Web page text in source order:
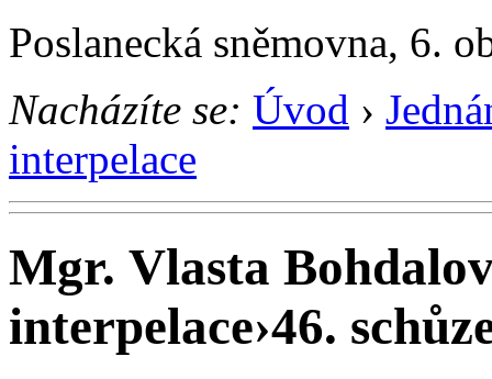
Poslanecká sněmovna, 6.
Nacházíte se: Úvod ›
interpelace
Mgr. Vlasta
interpelace›46.